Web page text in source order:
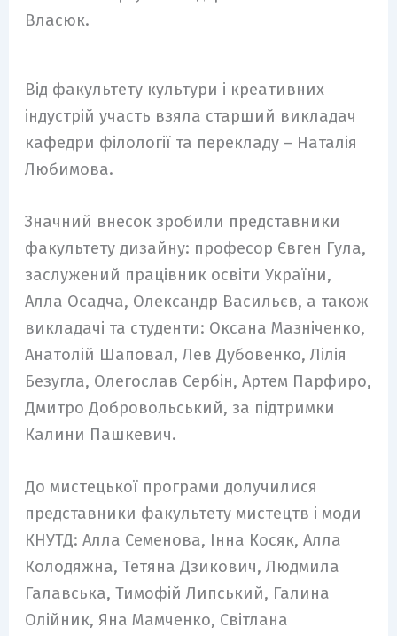
Власюк.
Від факультету культури і креативних
індустрій участь взяла старший викладач
кафедри філології та перекладу – Наталія
Любимова.
Значний внесок зробили представники
факультету дизайну: професор Євген Гула,
заслужений працівник освіти України,
Алла Осадча, Олександр Васильєв, а також
викладачі та студенти: Оксана Мазніченко,
Анатолій Шаповал, Лев Дубовенко, Лілія
Безугла, Олегослав Сербін, Артем Парфиро,
Дмитро Добровольський, за підтримки
Калини Пашкевич.
До мистецької програми долучилися
представники факультету мистецтв і моди
КНУТД: Алла Семенова, Інна Косяк, Алла
Колодяжна, Тетяна Дзикович, Людмила
Галавська, Тимофій Липський, Галина
Олійник, Яна Мамченко, Світлана